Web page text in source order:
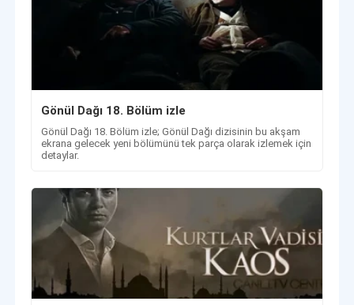
Gönül Dağı 18. Bölüm izle
Gönül Dağı 18. Bölüm izle; Gönül Dağı dizisinin bu akşam
ekrana gelecek yeni bölümünü tek parça olarak izlemek için
detaylar.